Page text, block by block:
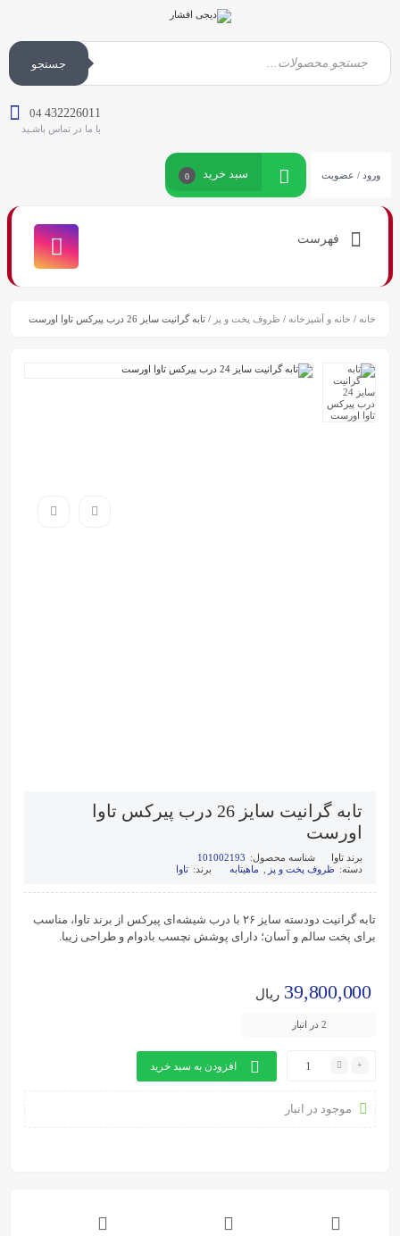
جستجو
432226011
04
با ما در تماس باشـید
ورود / عضویت سبد خرید 0
فهرست
خانه / خانه و آشپزخانه / ظروف پخت و پز / تابه گرانیت سایز 26 درب پیرکس تاوا اورست
تابه گرانیت سایز 26 درب پیرکس تاوا
اورست
برند تاوا شناسه محصول: 101002193
دسته: ظروف پخت و پز ماهیتابه برند: تاوا
تابه گرانیت دودسته سایز ۲۶ با درب شیشه‌ای پیرکس از برند تاوا، مناسب
برای پخت سالم و آسان؛ دارای پوشش نچسب بادوام و طراحی زیبا.
39,800,000 ریال
2 در انبار
افزودن به سبد خرید
موجود در انبار